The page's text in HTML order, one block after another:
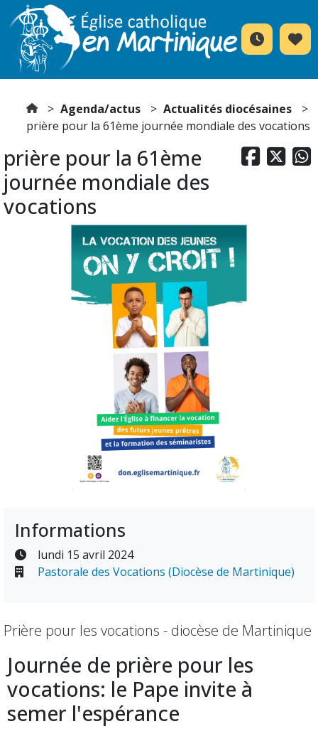
Agenda/actus
Actualités diocésaines
prière pour la 61ème journée mondiale des vocations
  
prière pour la 61ème
journée mondiale des
vocations
Informations
lundi 15 avril 2024
Pastorale des Vocations (Diocèse de Martinique)
Prière pour les vocations - diocèse de Martinique
Journée de prière pour les
vocations: le Pape invite à
semer l'espérance